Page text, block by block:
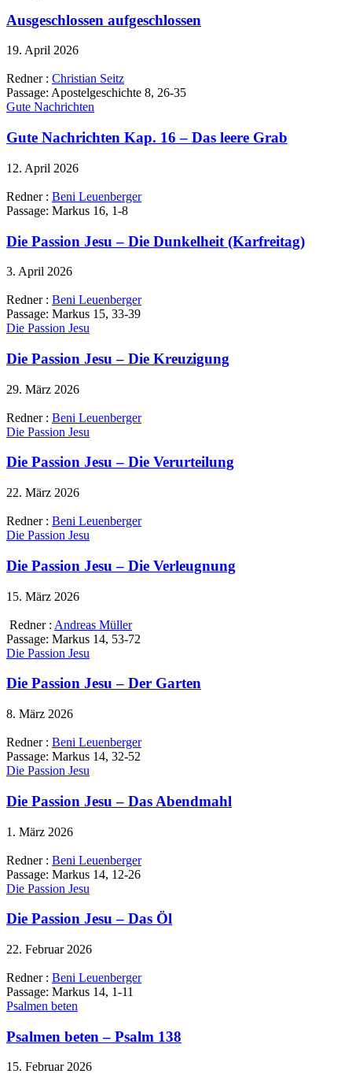
Ausgeschlossen aufgeschlossen
19. April 2026
Redner : Christian Seitz
Passage: Apostelgeschichte 8, 26-35
Gute Nachrichten
Gute Nachrichten Kap. 16 – Das leere Grab
12. April 2026
Redner : Beni Leuenberger
Passage: Markus 16, 1-8
Die Passion Jesu – Die Dunkelheit (Karfreitag)
3. April 2026
Redner : Beni Leuenberger
Passage: Markus 15, 33-39
Die Passion Jesu
Die Passion Jesu – Die Kreuzigung
29. März 2026
Redner : Beni Leuenberger
Die Passion Jesu
Die Passion Jesu – Die Verurteilung
22. März 2026
Redner : Beni Leuenberger
Die Passion Jesu
Die Passion Jesu – Die Verleugnung
15. März 2026
Redner : Andreas Müller
Passage: Markus 14, 53-72
Die Passion Jesu
Die Passion Jesu – Der Garten
8. März 2026
Redner : Beni Leuenberger
Passage: Markus 14, 32-52
Die Passion Jesu
Die Passion Jesu – Das Abendmahl
1. März 2026
Redner : Beni Leuenberger
Passage: Markus 14, 12-26
Die Passion Jesu
Die Passion Jesu – Das Öl
22. Februar 2026
Redner : Beni Leuenberger
Passage: Markus 14, 1-11
Psalmen beten
Psalmen beten – Psalm 138
15. Februar 2026